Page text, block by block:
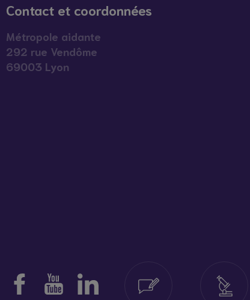
Contact et coordonnées
Métropole aidante
292 rue Vendôme
69003 Lyon